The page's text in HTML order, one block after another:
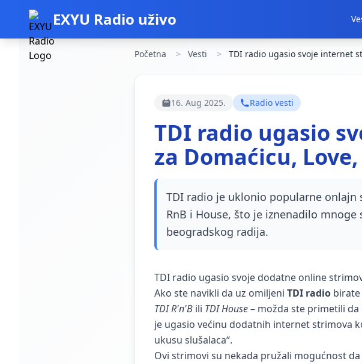
EXYU Radio uživo
Početna Vesti TDI radio ugasio svoje internet
16. Aug 2025. Radio vesti
TDI radio ugasio
za Domaćicu,
TDI radio je uklonio popularne onlajn
RnB i House, što je iznenadilo
beogradskog radija.
TDI radio ugasio svoje dodatne online
Ako ste navikli da uz omiljeni TDI radio
TDI R'n'B ili TDI House– možda ste primetili da
je ugasio većinu dodatnih internet strimova
ukusu slušalaca“.
Ovi strimovi su nekada pružali mogućnost